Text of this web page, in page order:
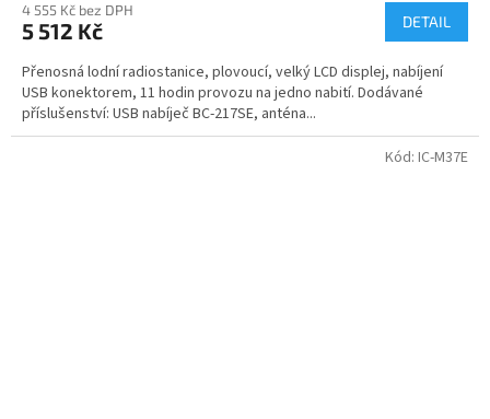
4 555 Kč bez DPH
5 512 Kč DETAIL
Přenosná lodní radiostanice, plovoucí, velký LCD displej, nabíjení
USB konektorem, 11 hodin provozu na jedno nabití. Dodávané
příslušenství: USB nabíječ BC-217SE, anténa...
Kód: IC-M37E